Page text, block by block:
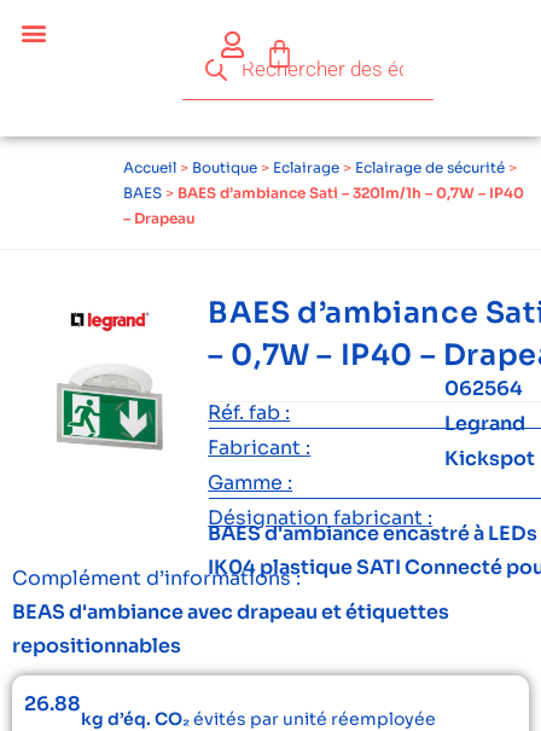
Accueil > Boutique > Eclairage > Eclairage de sécurité >
BAES > BAES d’ambiance Sati – 320lm/1h – 0,7W – IP40
– Drapeau
BAES d’ambiance
– 0,7W – IP40 –
Réf. fab :
062564
Fabricant :
Legrand
Gamme :
Kickspot
Désignation fabricant :
BAES d'ambiance encastré à
IK04 plastique SATI Connecté
Complément d’informations :
BEAS d'ambiance avec drapeau et étiquettes
repositionnables
26.88
kg d’éq. CO₂évités par unité réemployée